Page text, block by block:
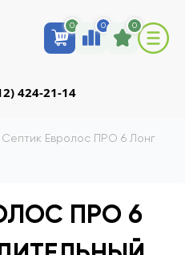
0 0 0
424-21-14
Септик Евролос ПРО 6 Лонг
ПРО 6